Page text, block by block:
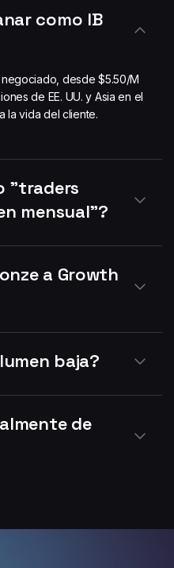
como IB
desde $5.50/M
de EE. UU. y Asia en el
la vida del cliente.
"traders
mensual"?
a Growth
baja?
de